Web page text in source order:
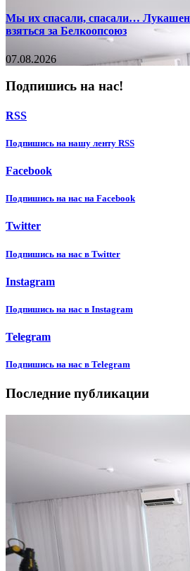
Мы их спасали, спасали…
взяться за Белкоопсоюз
07.08.2026
Подпишись на нас!
RSS
Подпишиcь на нашу ленту RSS
Facebook
Подпишиcь на нас на Facebook
Twitter
Подпишиcь на нас в Twitter
Instagram
Подпишиcь на нас в Instagram
Telegram
Подпишиcь на нас в Telegram
Последние публикации